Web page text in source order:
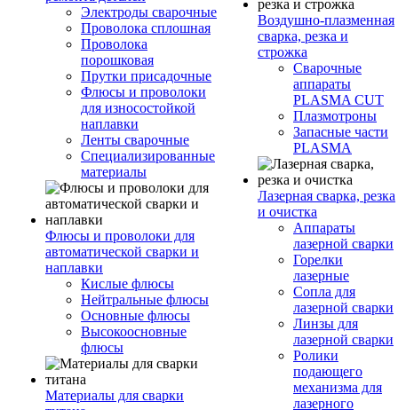
Электроды сварочные
Проволока сплошная
Проволока
порошковая
Прутки присадочные
Флюсы и проволоки
для износостойкой
наплавки
Ленты сварочные
Специализированные
материалы
Флюсы и проволоки для
автоматической сварки и
наплавки
Кислые флюсы
Нейтральные флюсы
Основные флюсы
Высокоосновные
флюсы
Материалы для сварки
Воздушно-плазменная
сварка, резка и
строжка
Сварочные
аппараты
PLASMA CUT
Плазмотроны
Запасные части
PLASMA
Лазерная сварка, резка
и очистка
Аппараты
лазерной сварки
Горелки
лазерные
Сопла для
лазерной сварки
Линзы для
лазерной сварки
Ролики
подающего
механизма для
лазерного